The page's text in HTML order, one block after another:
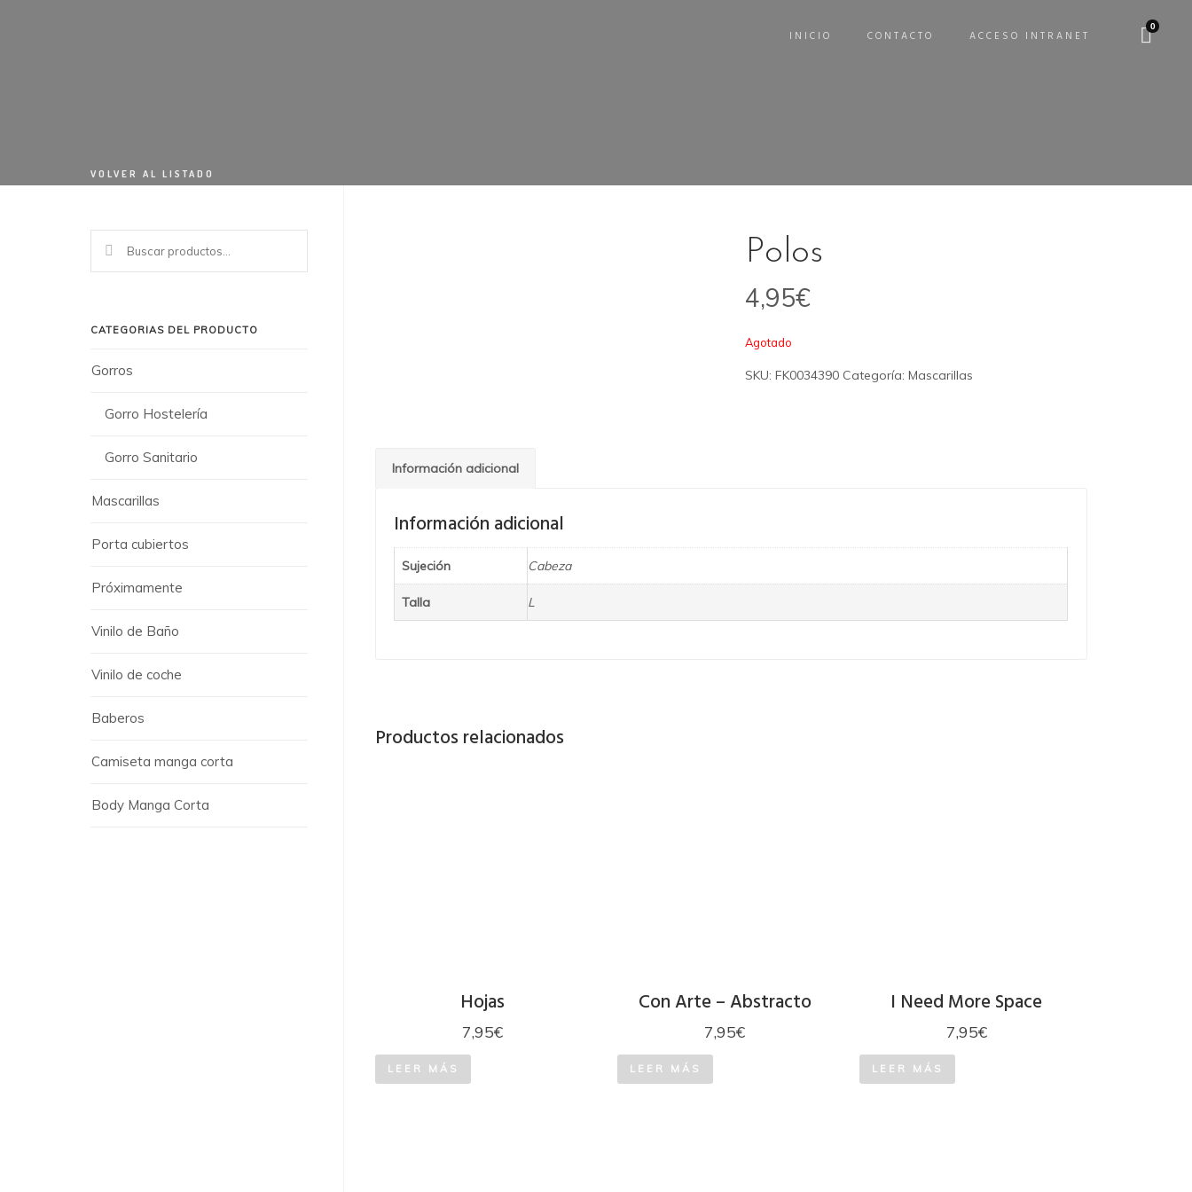
0
INICIO CONTACTO ACCESO INTRANET
VOLVER AL LISTADO
Buscar
CATEGORÍAS DEL PRODUCTO
Gorros
Gorro Hostelería
Gorro Sanitario
Mascarillas
Porta cubiertos
Próximamente
Vinilo de Baño
Vinilo de coche
Baberos
Camiseta manga corta
Body Manga Corta
Polos
4,95€
Agotado
SKU:FK0034390 Categoría:Mascarillas
Información adicional
Información adicional
Sujeción Cabeza
Talla L
Productos relacionados
Hojas
7,95€
LEER MÁS
Con Arte – Abstracto
7,95€
LEER MÁS
I Need More Space
7,95€
LEER MÁS